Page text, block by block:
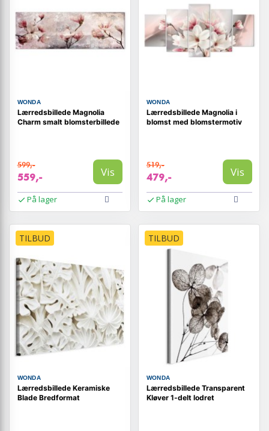
WONDA
Lærredsbillede Magnolia
Charm smalt blomsterbillede
599,-
559,- Vis
På lager
WONDA
Lærredsbillede Magnolia i
blomst med blomstermotiv
519,-
479,- Vis
På lager
TILBUD
WONDA
Lærredsbillede Keramiske
Blade Bredformat
TILBUD
WONDA
Lærredsbillede Transparent
Kløver 1-delt lodret